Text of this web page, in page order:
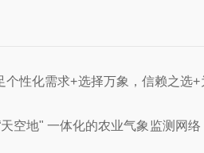
性化需求+选择万象，信赖之选+
空地" 一体化的农业气象监测网络